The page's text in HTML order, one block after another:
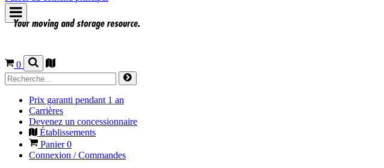
0
Prix garanti pendant 1 an
Carrières
Devenez un concessionnaire
Établissements
Panier0
Connexion / Commandes